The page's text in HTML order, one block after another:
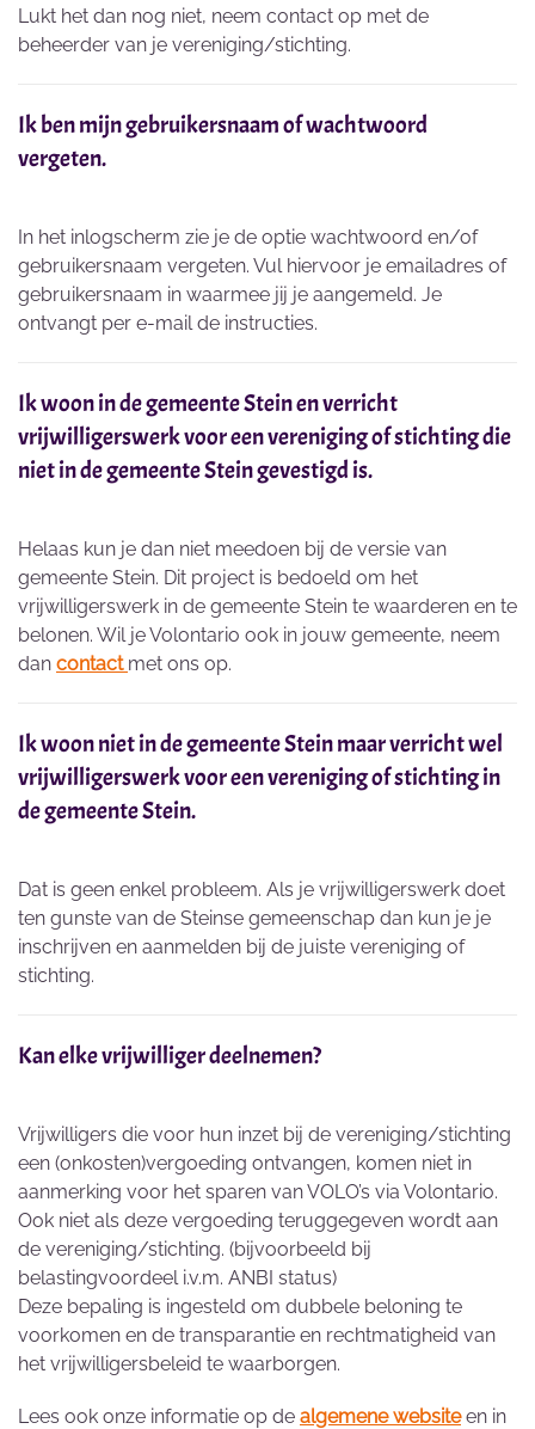
Lukt het dan nog niet, neem contact op met de
beheerder van je vereniging/stichting.
Ik ben mijn gebruikersnaam of wachtwoord
vergeten.
In het inlogscherm zie je de optie wachtwoord en/of
gebruikersnaam vergeten. Vul hiervoor je emailadres of
gebruikersnaam in waarmee jij je aangemeld. Je
ontvangt per e-mail de instructies.
Ik woon in de gemeente Stein en verricht
vrijwilligerswerk voor een vereniging of stichting die
niet in de gemeente Stein gevestigd is.
Helaas kun je dan niet meedoen bij de versie van
gemeente Stein. Dit project is bedoeld om het
vrijwilligerswerk in de gemeente Stein te waarderen en te
belonen. Wil je Volontario ook in jouw gemeente, neem
dan contact met ons op.
Ik woon niet in de gemeente Stein maar verricht wel
vrijwilligerswerk voor een vereniging of stichting in
de gemeente Stein.
Dat is geen enkel probleem. Als je vrijwilligerswerk doet
ten gunste van de Steinse gemeenschap dan kun je je
inschrijven en aanmelden bij de juiste vereniging of
stichting.
Kan elke vrijwilliger deelnemen?
Vrijwilligers die voor hun inzet bij de vereniging/stichting
een (onkosten)vergoeding ontvangen, komen niet in
aanmerking voor het sparen van VOLO’s via Volontario.
Ook niet als deze vergoeding teruggegeven wordt aan
de vereniging/stichting. (bijvoorbeeld bij
belastingvoordeel i.v.m. ANBI status)
Deze bepaling is ingesteld om dubbele beloning te
voorkomen en de transparantie en rechtmatigheid van
het vrijwilligersbeleid te waarborgen.
Lees ook onze informatie op de algemene websiteen in